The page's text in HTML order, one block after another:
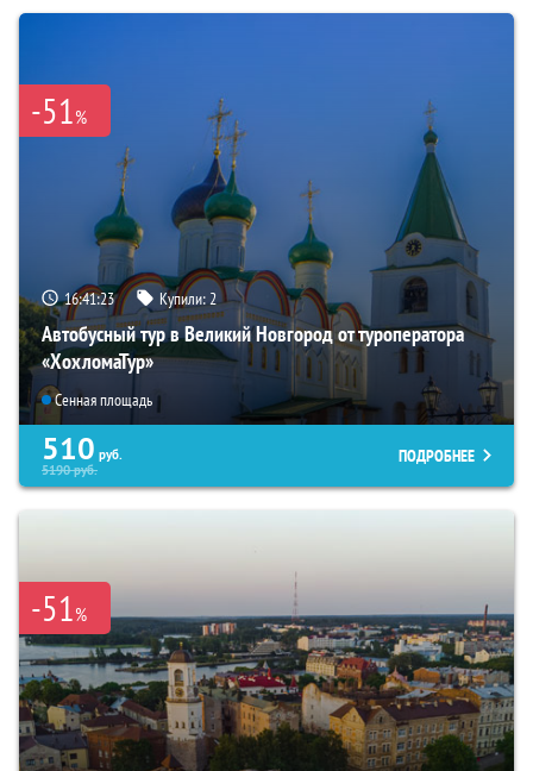
-51%
16:41:22 Купили:2
Автобусный тур в Великий Новгород от туроператора
«ХохломаТур»
Сенная площадь
510 руб.
5190руб.
ПОДРОБНЕЕ
-51%